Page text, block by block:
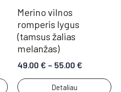
Merino vilnos
romperis lygus
(tamsus žalias
melanžas)
49.00€ – 55.00€
Detaliau